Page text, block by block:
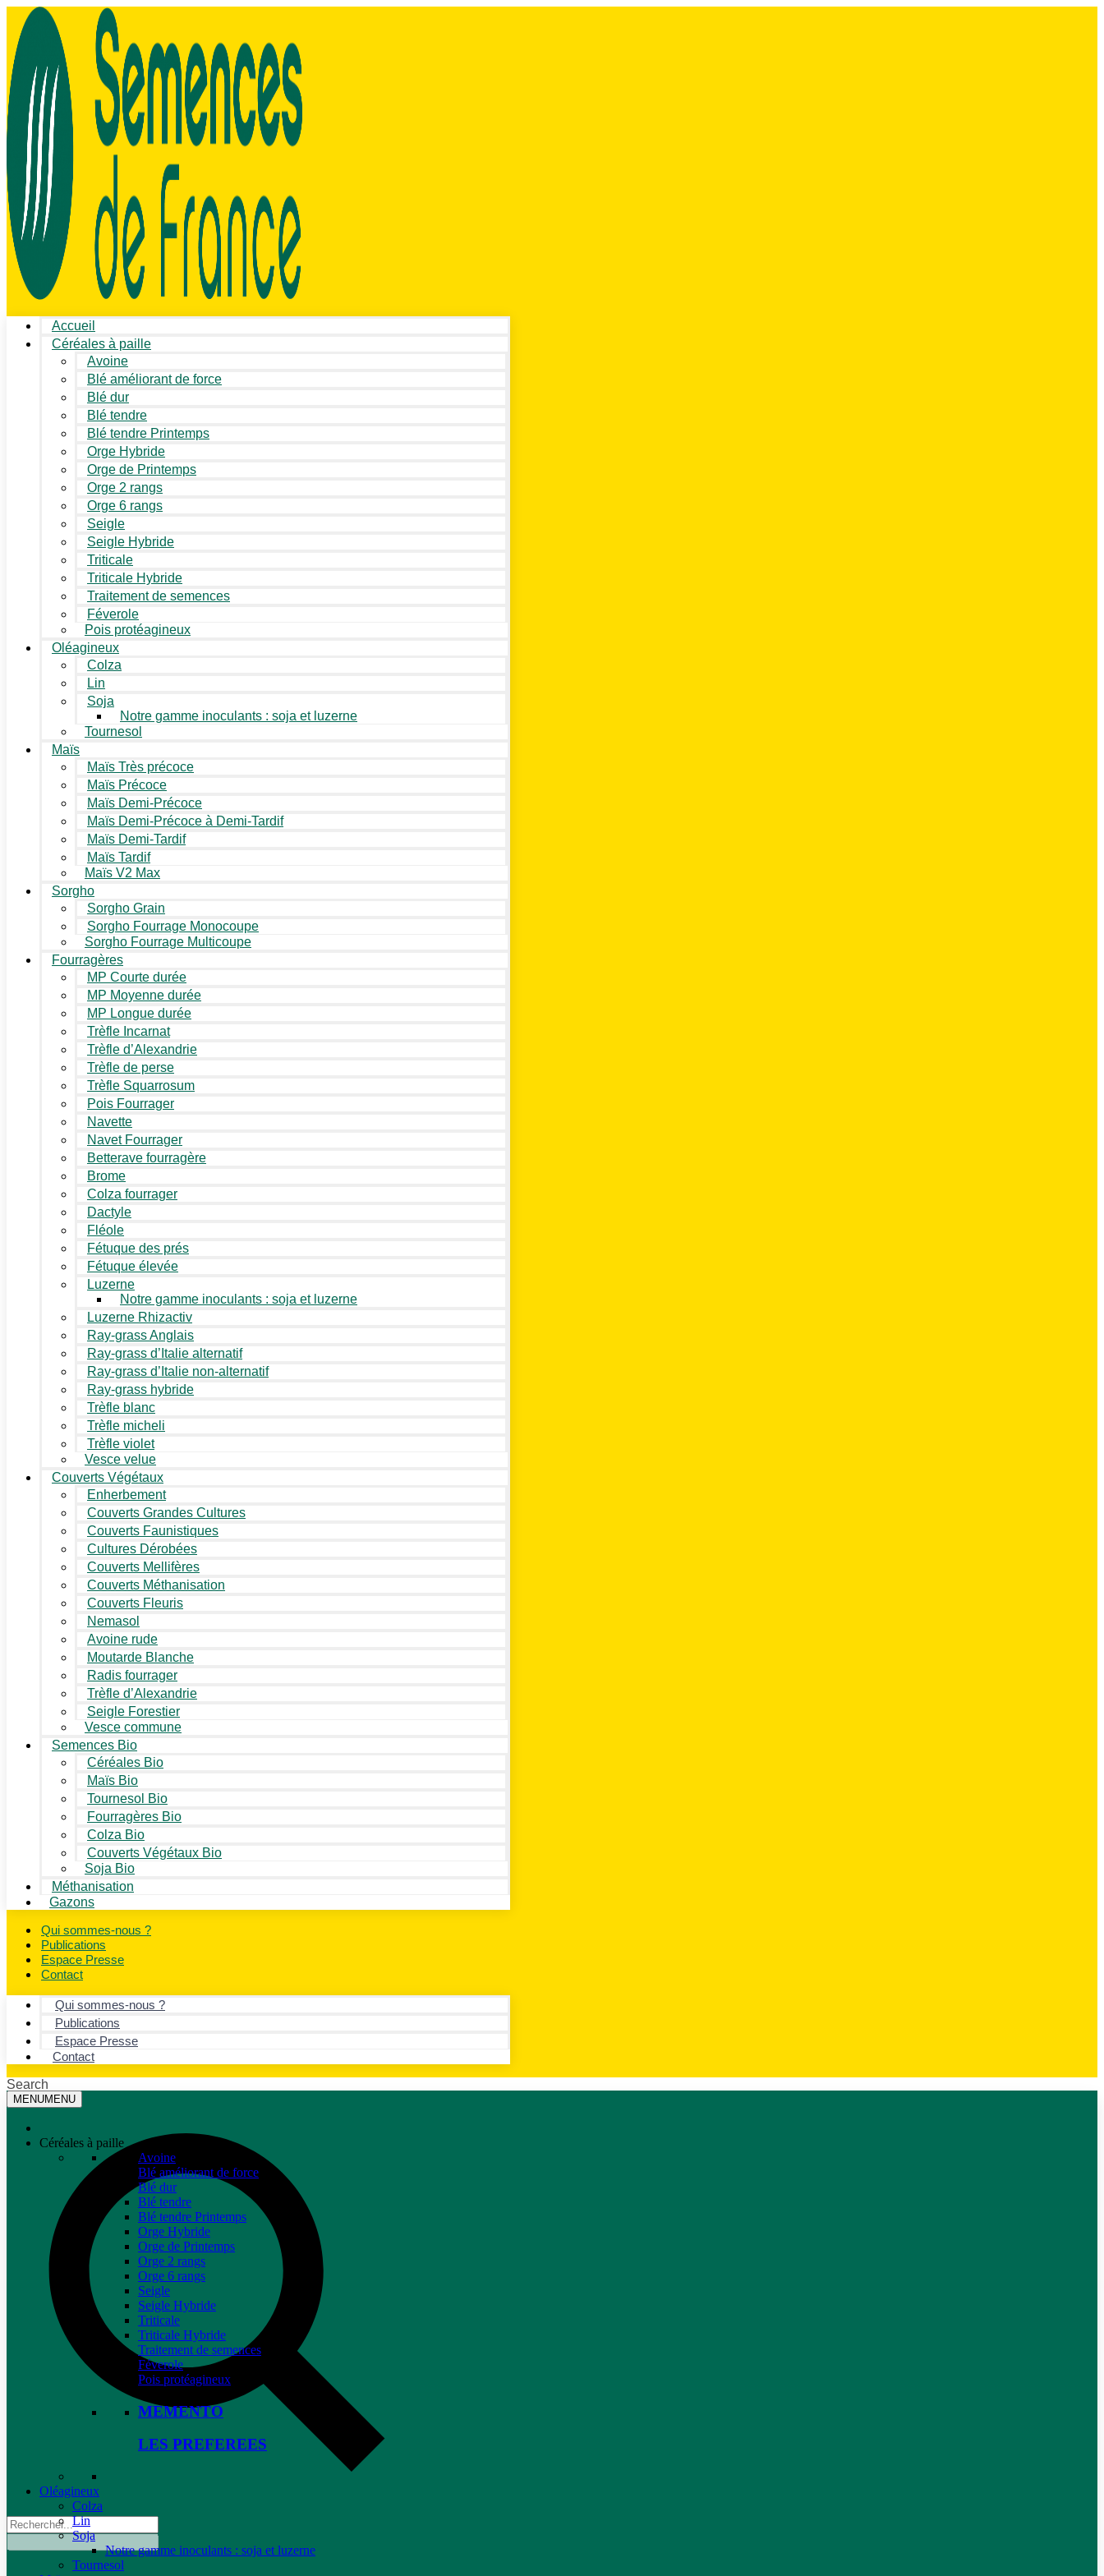
Accueil
Céréales à paille
Avoine
Blé améliorant de force
Blé dur
Blé tendre
Blé tendre Printemps
Orge Hybride
Orge de Printemps
Orge 2 rangs
Orge 6 rangs
Seigle
Seigle Hybride
Triticale
Triticale Hybride
Traitement de semences
Féverole
Pois protéagineux
Oléagineux
Colza
Lin
Soja
Notre gamme inoculants : soja et luzerne
Tournesol
Maïs
Maïs Très précoce
Maïs Précoce
Maïs Demi-Précoce
Maïs Demi-Précoce à Demi-Tardif
Maïs Demi-Tardif
Maïs Tardif
Maïs V2 Max
Sorgho
Sorgho Grain
Sorgho Fourrage Monocoupe
Sorgho Fourrage Multicoupe
Fourragères
MP Courte durée
MP Moyenne durée
MP Longue durée
Trèfle Incarnat
Trèfle d’Alexandrie
Trèfle de perse
Trèfle Squarrosum
Pois Fourrager
Navette
Navet Fourrager
Betterave fourragère
Brome
Colza fourrager
Dactyle
Fléole
Fétuque des prés
Fétuque élevée
Luzerne
Notre gamme inoculants : soja et luzerne
Luzerne Rhizactiv
Ray-grass Anglais
Ray-grass d’Italie alternatif
Ray-grass d’Italie non-alternatif
Ray-grass hybride
Trèfle blanc
Trèfle micheli
Trèfle violet
Vesce velue
Couverts Végétaux
Enherbement
Couverts Grandes Cultures
Couverts Faunistiques
Cultures Dérobées
Couverts Mellifères
Couverts Méthanisation
Couverts Fleuris
Nemasol
Avoine rude
Moutarde Blanche
Radis fourrager
Trèfle d’Alexandrie
Seigle Forestier
Vesce commune
Semences Bio
Céréales Bio
Maïs Bio
Tournesol Bio
Fourragères Bio
Colza Bio
Couverts Végétaux Bio
Soja Bio
Méthanisation
Gazons
Qui sommes-nous ?
Publications
Espace Presse
Contact
Qui sommes-nous ?
Publications
Espace Presse
Contact
Search
MENUMENU
Céréales à paille
Avoine
Blé améliorant de force
Blé dur
Blé tendre
Blé tendre Printemps
Orge Hybride
Orge de Printemps
Orge 2 rangs
Orge 6 rangs
Seigle
Seigle Hybride
Triticale
Triticale Hybride
Traitement de semences
Féverole
Pois protéagineux
MEMENTO
LES PREFEREES
Oléagineux
Colza
Lin
Soja
Notre gamme inoculants : soja et luzerne
Tournesol